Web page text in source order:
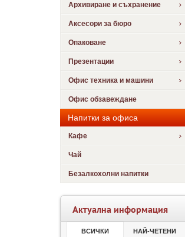
Архивиране и съхранение
Аксесори за бюро
Опаковане
Презентации
Офис техника и машини
Офис обзавеждане
Напитки за офиса
Кафе
Чай
Безалкохолни напитки
Актуална информация
ВСИЧКИ НАЙ-ЧЕТЕНИ